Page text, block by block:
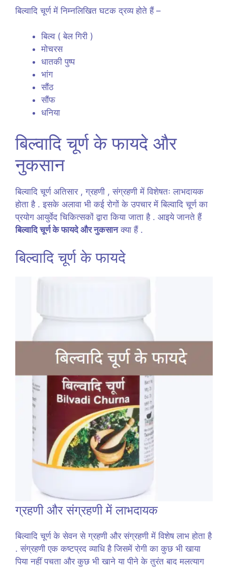
बिल्वादि चूर्ण में निम्नलिखित घटक द्रव्य होते हैं –
बिल्व ( बेल गिरी )
मोचरस
धातकी पुष्प
भांग
सौंठ
सौंफ
धनिया
बिल्वादि चूर्ण के फायदे और
नुकसान
बिल्वादि चूर्ण अतिसार , ग्रहणी , संग्रहणी में विशेषतः लाभदायक
होता है . इसके अलावा भी कई रोगों के उपचार में बिल्वादि चूर्ण का
प्रयोग आयुर्वेद चिकित्सकों द्वारा किया जाता है . आइये जानते हैं
बिल्वादि चूर्ण के फायदे और नुकसानक्या हैं .
बिल्वादि चूर्ण के फायदे
ग्रहणी और संग्रहणी में लाभदायक
बिल्वादि चूर्ण के सेवन से ग्रहणी और संग्रहणी में विशेष लाभ होता है
. संग्रहणी एक कष्टप्रद व्याधि है जिसमें रोगी का कुछ भी खाया
पिया नहीं पचता और कुछ भी खाने या पीने के तुरंत बाद मलत्याग